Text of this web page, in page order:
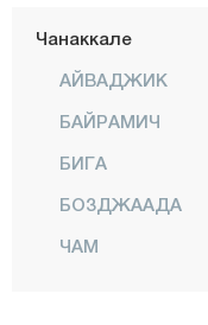
Чанаккале
АЙВАДЖИК
БАЙРАМИЧ
БИГА
БОЗДЖААДА
ЧАМ